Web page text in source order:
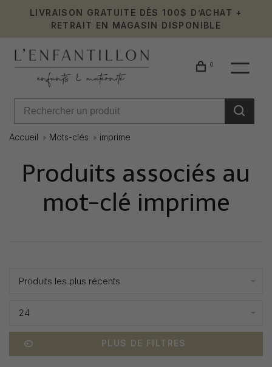
LIVRAISON GRATUITE DÈS 100$ D’ACHAT +
RETRAIT EN MAGASIN DISPONIBLE
0
Accueil Mots-clés imprime
Produits associés au
mot-clé imprime
Produits les plus récents
24
PLUS DE FILTRES